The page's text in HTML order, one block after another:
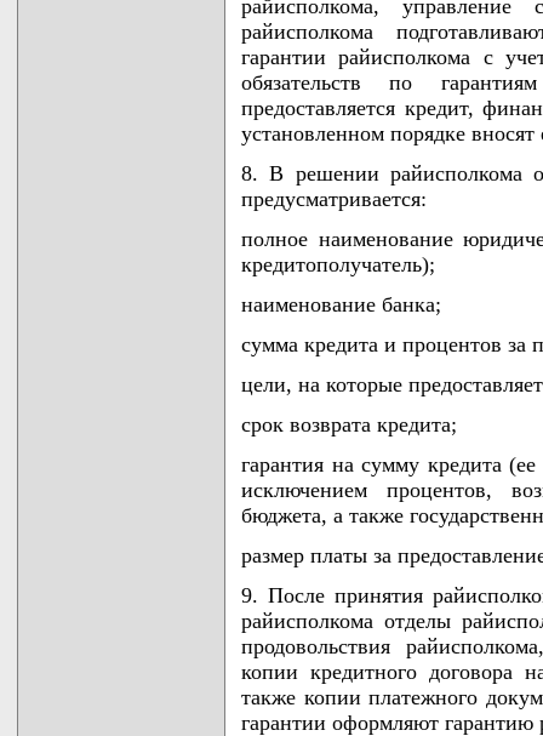
райисполкома, управление
райисполкома
гарантии райисполкома с
обязательств по
предоставляется кредит,
установленном порядке
8. В решении райисполкома о
предусматривается:
полное наименование
кредитополучатель);
наименование банка;
сумма кредита и процентов за
цели, на которые
срок возврата кредита;
гарантия на сумму кредита
исключением процентов,
бюджета, а также
размер платы за
9. После принятия
райисполкома отделы
продовольствия
копии кредитного договора
также копии платежного
гарантии оформляют гарантию